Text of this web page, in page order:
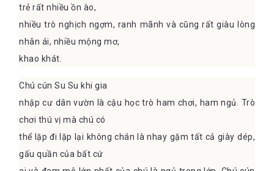
trẻ rất nhiều ồn ào,
nhiều trò nghịch ngợm, ranh mãnh và cũng rất giàu lòng
nhân ái, nhiều mộng mơ,
khao khát.
Chú cún Su Su khi gia
nhập cư dân vườn là cậu học trò ham chơi, ham ngủ. Trò
chơi thú vị mà chú có
thể lặp đi lặp lại không chán là nhay gặm tất cả giày dép,
gấu quần của bất cứ